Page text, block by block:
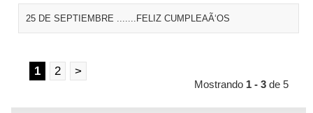
25 DE SEPTIEMBRE .......FELIZ CUMPLEAÃ‘OS
1 2 >
Mostrando 1 - 3 de 5